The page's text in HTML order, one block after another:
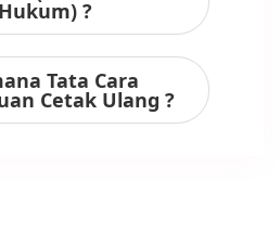
?
Tata Cara
Cetak Ulang ?